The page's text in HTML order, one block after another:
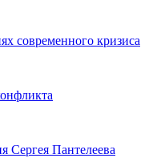
современного кризиса
Сергея Пантелеева